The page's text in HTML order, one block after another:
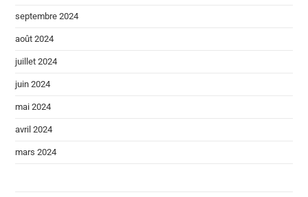
septembre 2024
août 2024
juillet 2024
juin 2024
mai 2024
avril 2024
mars 2024